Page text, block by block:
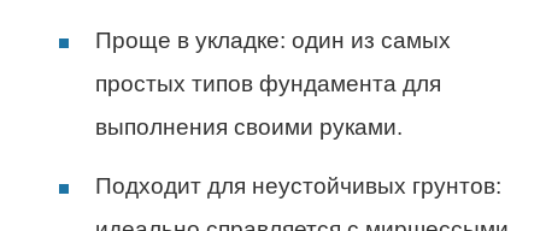
Проще в укладке: один из самых
простых типов фундамента для
выполнения своими руками.
Подходит для неустойчивых грунтов: